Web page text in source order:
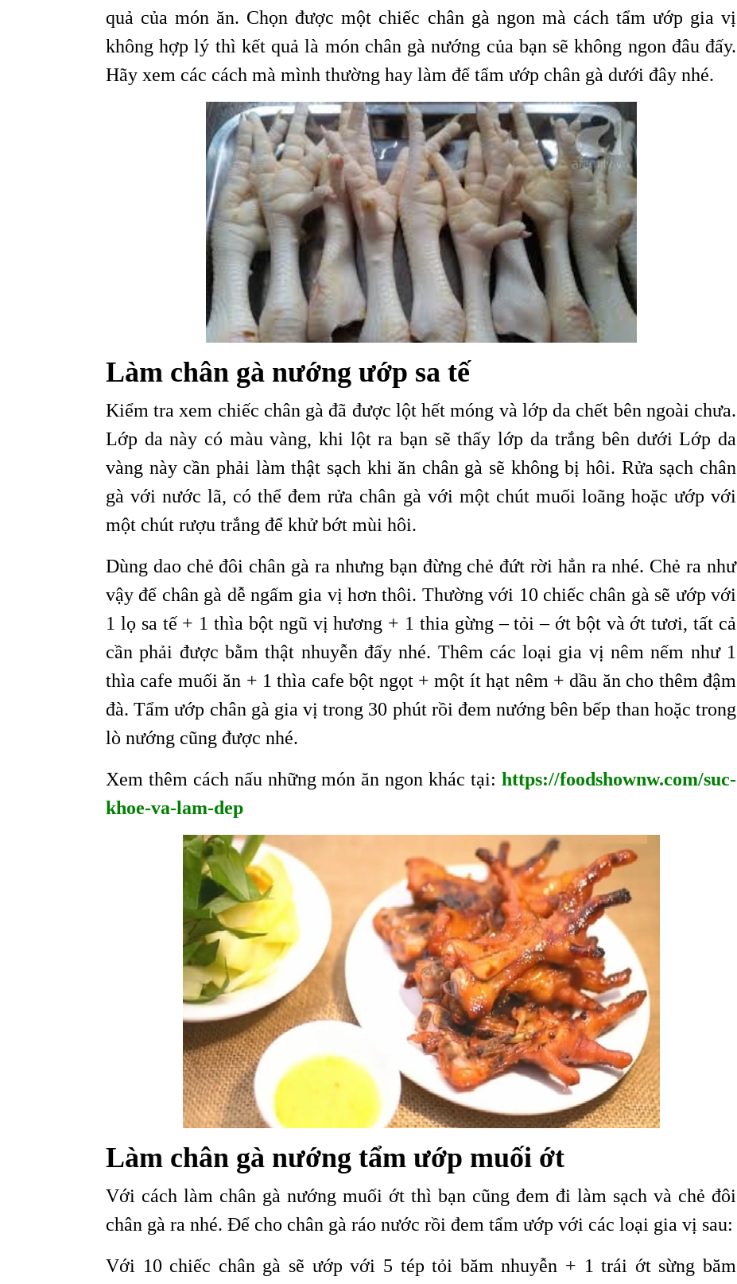
quả của món ăn. Chọn được một chiếc chân gà ngon mà cách tẩm ướp gia vị
không hợp lý thì kết quả là món chân gà nướng của bạn sẽ không ngon đâu đấy.
Hãy xem các cách mà mình thường hay làm để tẩm ướp chân gà dưới đây nhé.
Làm chân gà nướng ướp sa tế
Kiểm tra xem chiếc chân gà đã được lột hết móng và lớp da chết bên ngoài chưa.
Lớp da này có màu vàng, khi lột ra bạn sẽ thấy lớp da trắng bên dưới Lớp da
vàng này cần phải làm thật sạch khi ăn chân gà sẽ không bị hôi. Rửa sạch chân
gà với nước lã, có thể đem rửa chân gà với một chút muối loãng hoặc ướp với
một chút rượu trắng để khử bớt mùi hôi.
Dùng dao chẻ đôi chân gà ra nhưng bạn đừng chẻ đứt rời hẳn ra nhé. Chẻ ra như
vậy để chân gà dễ ngấm gia vị hơn thôi. Thường với 10 chiếc chân gà sẽ ướp với
1 lọ sa tế + 1 thìa bột ngũ vị hương + 1 thia gừng – tỏi – ớt bột và ớt tươi, tất cả
cần phải được bằm thật nhuyễn đấy nhé. Thêm các loại gia vị nêm nếm như 1
thìa cafe muối ăn + 1 thìa cafe bột ngọt + một ít hạt nêm + dầu ăn cho thêm đậm
đà. Tẩm ướp chân gà gia vị trong 30 phút rồi đem nướng bên bếp than hoặc trong
lò nướng cũng được nhé.
Xem thêm cách nấu những món ăn ngon khác tại: https://foodshownw.com/suc-
khoe-va-lam-dep
Làm chân gà nướng tẩm ướp muối ớt
Với cách làm chân gà nướng muối ớt thì bạn cũng đem đi làm sạch và chẻ đôi
chân gà ra nhé. Để cho chân gà ráo nước rồi đem tẩm ướp với các loại gia vị sau:
Với 10 chiếc chân gà sẽ ướp với 5 tép tỏi băm nhuyễn + 1 trái ớt sừng băm